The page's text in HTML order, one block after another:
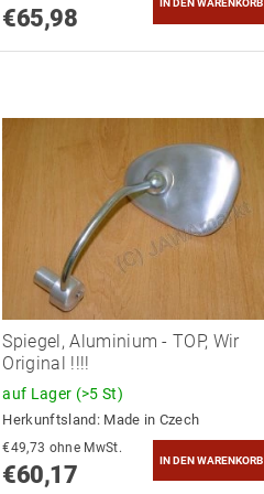
€65,98
Spiegel, Aluminium - TOP, Wir
Original !!!!
auf Lager (>5 St)
Herkunftsland: Made in Czech
€49,73 ohne MwSt.
€60,17